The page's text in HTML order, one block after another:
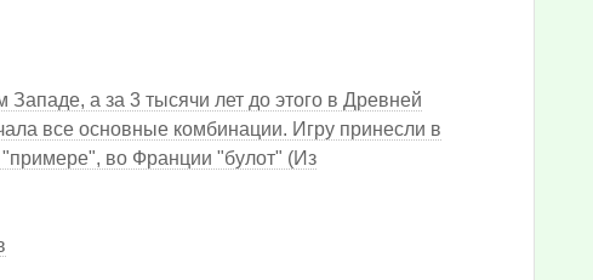
а за 3 тысячи лет до этого в Древней
все основные комбинации. Игру принесли в
во Франции "булот" (Из